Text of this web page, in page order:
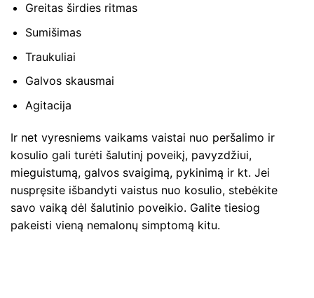
Greitas širdies ritmas
Sumišimas
Traukuliai
Galvos skausmai
Agitacija
Ir net vyresniems vaikams vaistai nuo peršalimo ir
kosulio gali turėti šalutinį poveikį, pavyzdžiui,
mieguistumą, galvos svaigimą, pykinimą ir kt. Jei
nuspręsite išbandyti vaistus nuo kosulio, stebėkite
savo vaiką dėl šalutinio poveikio. Galite tiesiog
pakeisti vieną nemalonų simptomą kitu.